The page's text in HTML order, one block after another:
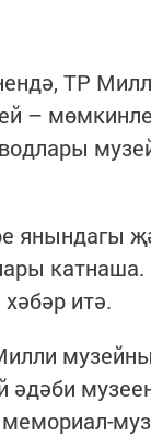
ТР
–
янындагы
катнаша.
итә.
әдәби